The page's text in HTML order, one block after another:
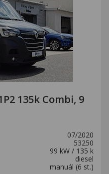
135k Combi, 9
07/2020
53250
99 kW / 135 k
diesel
manuál (6 st.)